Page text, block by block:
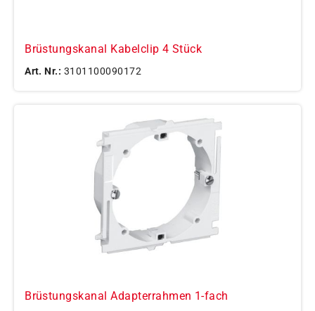
Brüstungskanal Kabelclip 4 Stück
Art. Nr.: 3101100090172
Brüstungskanal Adapterrahmen 1-fach